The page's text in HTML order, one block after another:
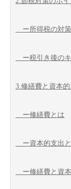
ー所得税の対
ー税引き後の
3.修繕費と資本
ー修繕費とは
ー資本的支出
ー修繕費と資